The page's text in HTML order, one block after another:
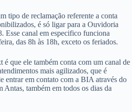
tipo de reclamação referente a conta
é só ligar para a Ouvidoria
Esse canal em especifico funciona
das 8h às 18h, exceto os feriados.
que ele também conta com um canal de
mais agilizados, que é
entrar em contato com a BIA através do
também em todos os dias da